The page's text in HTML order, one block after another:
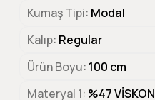
Kumaş Tipi Modal
Kalıp Regular
Ürün Boyu 100 cm
Materyal 1 %47 VİSKON